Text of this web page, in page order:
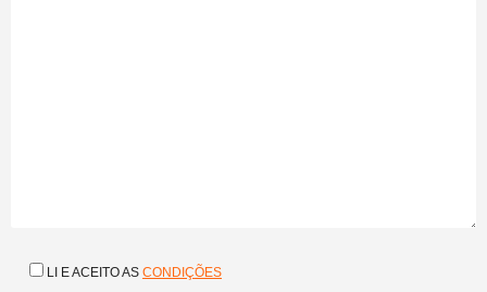
LI E ACEITO AS CONDIÇÕES